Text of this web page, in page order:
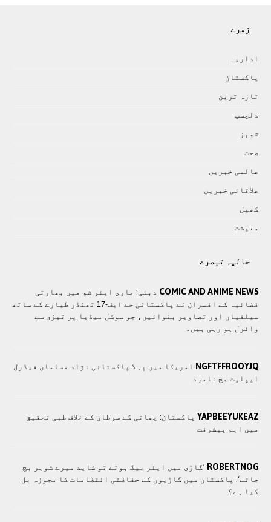
زمرے
اداريہ
پاکستان
تازہ ترين
دلچسپ
شوبز
صحت
عالمی خبريں
علاقائی خبريں
کھيل
معيشت
حالیہ تبصرے
COMIC AND ANIME NEWS دبئی: جاری ایئر شو میں بھارتی
فضائیہ کے افسران نے پاکستانی جے ایف-17 تھنڈر طیارے کے ساتھ
سیلفیاں اور تصاویر بنوائیں، جو سوشل میڈیا پر تیزی سے
وائرل ہو رہی ہیں۔
NGFTFFROOYJQ امریکا میں پہلا پاکستانی نژاد مسلمان فیڈرل
ایپلیٹ جج نامزد
YAPBEEYUKEAZ پاکستان: چھاتی کے سرطان کے خلاف طبی تحقیق
میں اہم پیشرفت
ROBERTNOG ’گاڑی میں ایئر بیگ ہوتے تو شاید میرے شوہر بچ
جاتے‘: پاکستان میں گاڑیوں کے حفاظتی انتظامات کا مجوزہ بِل
کیا ہے؟